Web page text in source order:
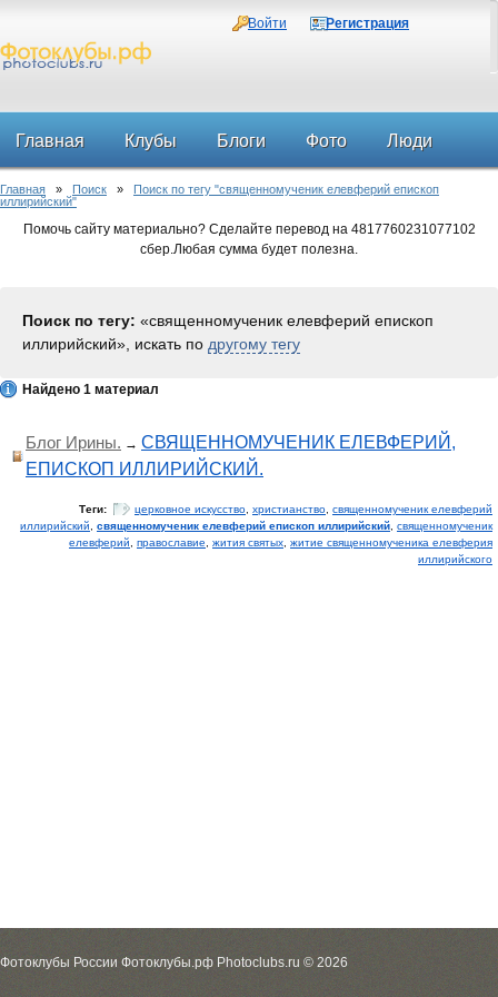
Войти Регистрация
Главная Клубы Блоги Фото Люди
Форум
Главная » Поиск » Поиск по тегу "священномученик елевферий епископ
иллирийский"
Помочь сайту материально? Сделайте перевод на 4817760231077102
сбер.Любая сумма будет полезна.
Поиск по тегу: «священномученик елевферий епископ
иллирийский», искать по другому тегу
Найдено 1 материал
Блог Ирины. → СВЯЩЕННОМУЧЕНИК ЕЛЕВФЕРИЙ,
ЕПИСКОП ИЛЛИРИЙСКИЙ.
Теги: церковное искусство христианство священномученик елевферий
иллирийский
священномученик елевферий епископ иллирийский священномученик
елевферий
православие жития святых житие священномученика елевферия
иллирийского
Фотоклубы России Фотоклубы.рф Photoclubs.ru © 2026